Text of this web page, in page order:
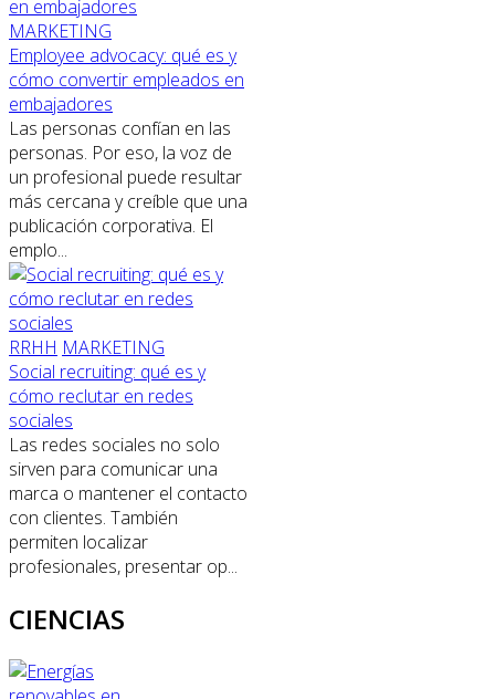
MARKETING
Employee advocacy: qué es y
cómo convertir empleados en
embajadores
Las personas confían en las
personas. Por eso, la voz de
un profesional puede resultar
más cercana y creíble que una
publicación corporativa. El
emplo...
RRHH MARKETING
Social recruiting: qué es y
cómo reclutar en redes
sociales
Las redes sociales no solo
sirven para comunicar una
marca o mantener el contacto
con clientes. También
permiten localizar
profesionales, presentar op...
CIENCIAS